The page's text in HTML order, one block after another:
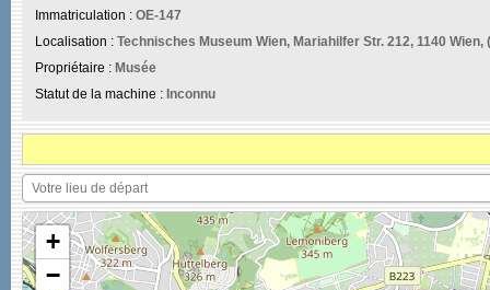
Immatriculation : OE-147
Localisation : Technisches Museum Wien, Mariahilfer Str. 212, 1140 Wien,
Propriétaire : Musée
Statut de la machine : Inconnu
+
−